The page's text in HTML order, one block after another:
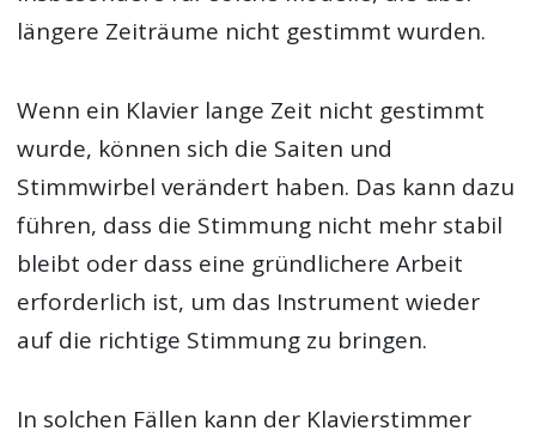
längere Zeiträume nicht gestimmt wurden.
Wenn ein Klavier lange Zeit nicht gestimmt
wurde, können sich die Saiten und
Stimmwirbel verändert haben. Das kann dazu
führen, dass die Stimmung nicht mehr stabil
bleibt oder dass eine gründlichere Arbeit
erforderlich ist, um das Instrument wieder
auf die richtige Stimmung zu bringen.
In solchen Fällen kann der Klavierstimmer